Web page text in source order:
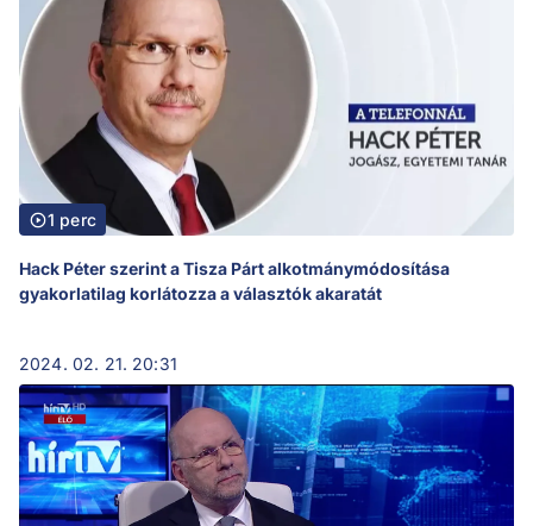
1 perc
Hack Péter szerint a Tisza Párt alkotmánymódosítása
gyakorlatilag korlátozza a választók akaratát
2024. 02. 21. 20:31